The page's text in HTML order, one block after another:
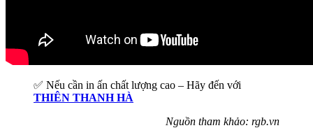
✅ Nếu cần in ấn chất lượng cao – Hãy đến với
THIÊN THANH HÀ
Nguồn tham khảo: rgb.vn